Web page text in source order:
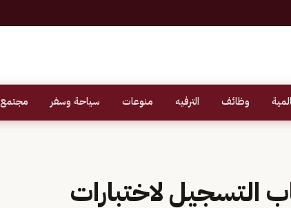
وظائف الترفيه منوعات سياحة وسفر مجتمع
التسجيل لاختبارات